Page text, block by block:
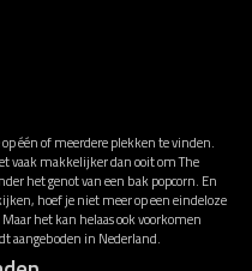
één of meerdere plekken te vinden.
vaak makkelijker dan ooit om The
het genot van een bak popcorn. En
hoef je niet meer op een eindeloze
het kan helaas ook voorkomen
aangeboden in Nederland.